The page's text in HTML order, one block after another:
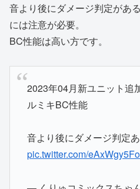
音より後にダメージ判定があ
には注意が必要。
BC性能は高い方です。
2023年04月新ユニット追
ルミキBC性能
音より後にダメージ判定
pic.twitter.com/